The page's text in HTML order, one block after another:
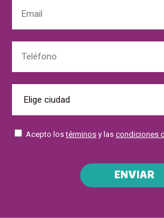
Acepto lostérminos y las condiciones
ENVIAR